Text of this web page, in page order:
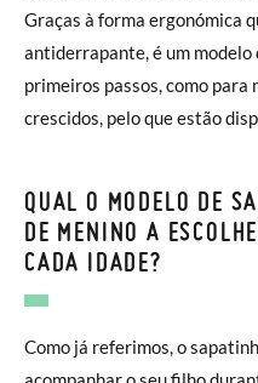
Graças à forma ergonómica
antiderrapante, é um
primeiros passos, como para
crescidos, pelo que estão
QUAL O MODELO DE
DE MENINO A
CADA IDADE?
Como já referimos, o